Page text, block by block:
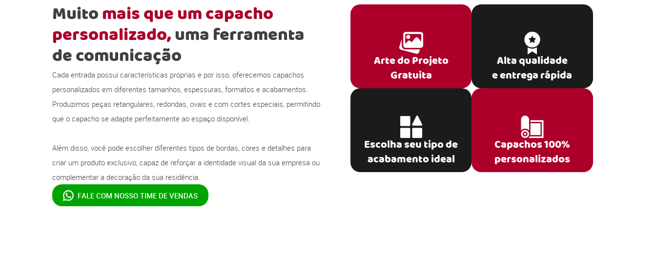
Muitomais que um capacho
personalizado,uma ferramenta
de comunicação
Cada entrada possui características próprias e por isso, oferecemos capachos
personalizados em diferentes tamanhos, espessuras, formatos e acabamentos.
Produzimos peças retangulares, redondas, ovais e com cortes especiais, permitindo
que o capacho se adapte perfeitamente ao espaço disponível.
Além disso, você pode escolher diferentes tipos de bordas, cores e detalhes para
criar um produto exclusivo, capaz de reforçar a identidade visual da sua empresa ou
complementar a decoração da sua residência.
FALE COM NOSSO TIME DE VENDAS
Arte do Projeto
Gratuita
Alta qualidade
e entrega rápida
Escolha seu tipo de
acabamento ideal
Capachos 100%
personalizados